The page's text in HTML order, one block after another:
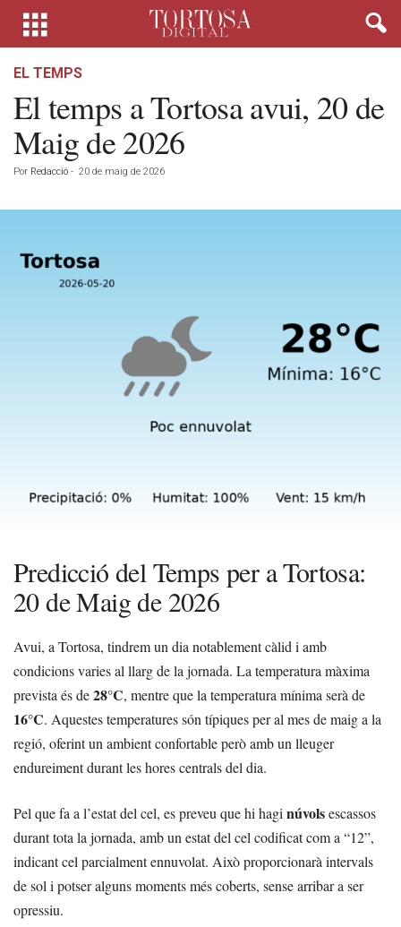
EL TEMPS
El temps a Tortosa avui, 20 de
Maig de 2026
Por Redacció - 20 de maig de 2026
Predicció del Temps per a Tortosa:
20 de Maig de 2026
Avui, a Tortosa, tindrem un dia notablement càlid i amb
condicions varies al llarg de la jornada. La temperatura màxima
prevista és de28°C, mentre que la temperatura mínima serà de
16°C. Aquestes temperatures són típiques per al mes de maig a la
regió, oferint un ambient confortable però amb un lleuger
endureiment durant les hores centrals del dia.
Pel que fa a l’estat del cel, es preveu que hi haginúvolsescassos
durant tota la jornada, amb un estat del cel codificat com a “12”,
indicant cel parcialment ennuvolat. Això proporcionarà intervals
de sol i potser alguns moments més coberts, sense arribar a ser
opressiu.